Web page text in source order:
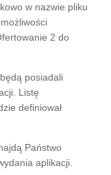
w nazwie pliku
2 do
posiadali
Listę
definiował
Państwo
aplikacji.